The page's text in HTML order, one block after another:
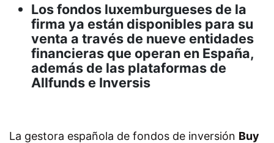
Los fondos luxemburgueses de la
firma ya están disponibles para su
venta a través de nueve entidades
financieras que operan en España,
además de las plataformas de
Allfunds e Inversis
La gestora española de fondos de inversión Buy